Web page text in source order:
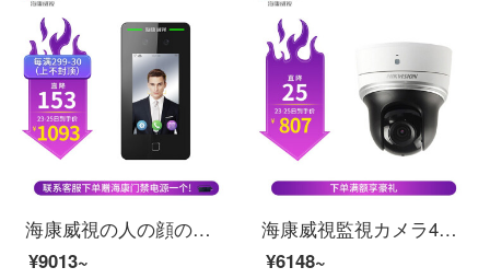
海康威視の人の顔の扉の禁機の出勤する一体機はカードを打つ機の人の顔を識別して可視化の音声を話しますK 1 T 341 M（有料で全国にインストールします）
¥9013~
海康威視監視カメラ400万2.5インチネットワークインテリジェント赤外線カメラのネットワークケーブルの電気供給内蔵マイク双方向トークDS-2402 IW-DE 3
¥6148~